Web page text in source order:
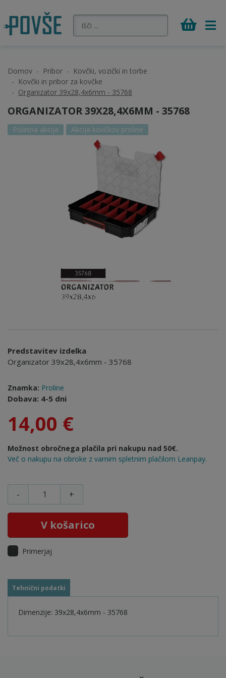
Domov Pribor
Kovčki, vozički in torbe
Kovčki in pribor za kovčke
Organizator 39x28,4x6mm - 35768
ORGANIZATOR 39X28,4X6MM - 35768
Poletna akcija Akcija kovčkov proline
Predstavitev izdelka
Organizator 39x28,4x6mm - 35768
Znamka: Proline
Dobava: 4-5 dni
14,00 €
Možnost obročnega plačila pri nakupu nad 50€.
Več o nakupu na obroke z varnim spletnim plačilom Leanpay.
- +
V košarico
Primerjaj
Tehnični podatki
Dimenzije: 39x28,4x6mm - 35768